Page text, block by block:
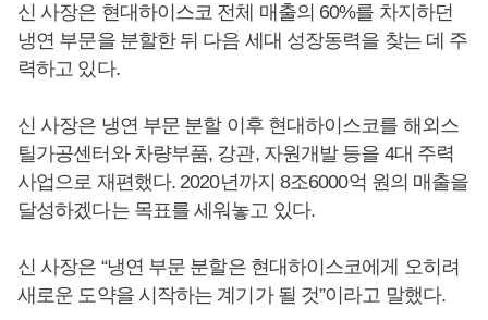
신 사장은 현대하이스코 전체 매출의 60%를 차지하던
냉연 부문을 분할한 뒤 다음 세대 성장동력을 찾는 데 주
력하고 있다.
신 사장은 냉연 부문 분할 이후 현대하이스코를 해외스
틸가공센터와 차량부품, 강관, 자원개발 등을 4대 주력
사업으로 재편했다. 2020년까지 8조6000억 원의 매출을
달성하겠다는 목표를 세워놓고 있다.
신 사장은 “냉연 부문 분할은 현대하이스코에게 오히려
새로운 도약을 시작하는 계기가 될 것”이라고 말했다.